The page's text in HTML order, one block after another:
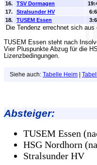
16.
TSV Dormagen
17.
Stralsunder HV
18.
TUSEM Essen
Die Tendenz errechnet sich
TUSEM Essen steht nach
Vier Pluspunkte Abzug für die
Lizenzbedingungen.
Siehe auch: Tabelle Heim
Absteiger:
TUSEM Essen
HSG Nordhorn
Stralsunder HV